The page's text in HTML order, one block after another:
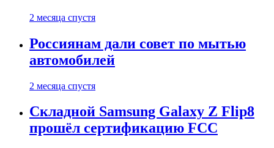
2 месяца спустя
Россиянам дали совет по мытью
автомобилей
2 месяца спустя
Складной Samsung Galaxy Z Flip8
прошёл сертификацию FCC